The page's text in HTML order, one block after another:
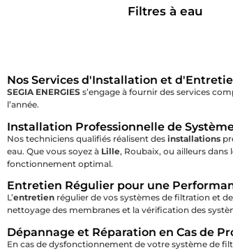
Filtres à eau
Nos Services d'Installation et
SEGIA ENERGIES s’engage à fournir des services
l’année.
Installation Professionnelle de
Nos techniciens qualifiés réalisent des installations
eau. Que vous soyez à Lille, Roubaix, ou ailleurs dans
fonctionnement optimal.
Entretien Régulier pour une
L’entretien régulier de vos systèmes de filtration et
nettoyage des membranes et la vérification des
Dépannage et Réparation en Cas de
En cas de dysfonctionnement de votre système de